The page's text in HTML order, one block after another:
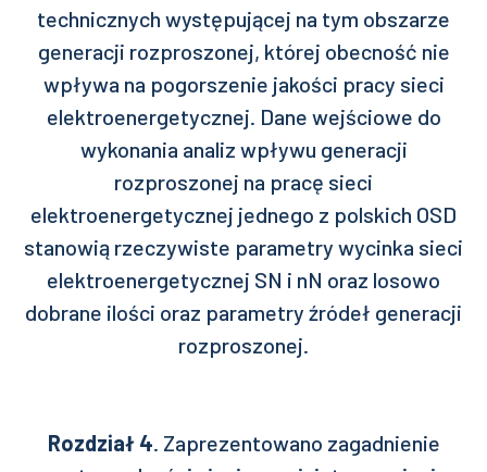
technicznych występującej na tym obszarze
generacji rozproszonej, której obecność nie
wpływa na pogorszenie jakości pracy sieci
elektroenergetycznej. Dane wejściowe do
wykonania analiz wpływu generacji
rozproszonej na pracę sieci
elektroenergetycznej jednego z polskich OSD
stanowią rzeczywiste parametry wycinka sieci
elektroenergetycznej SN i nN oraz losowo
dobrane ilości oraz parametry źródeł generacji
rozproszonej.
Rozdział 4. Zaprezentowano zagadnienie